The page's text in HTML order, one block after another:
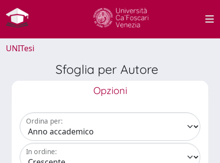
UNITesi
Sfoglia per Autore
Opzioni
Ordina per:
In ordine: